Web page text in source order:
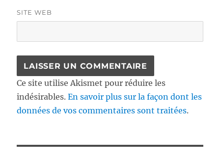
SITE WEB
Ce site utilise Akismet pour réduire les
indésirables.En savoir plus sur la façon dont les
données de vos commentaires sont traitées.